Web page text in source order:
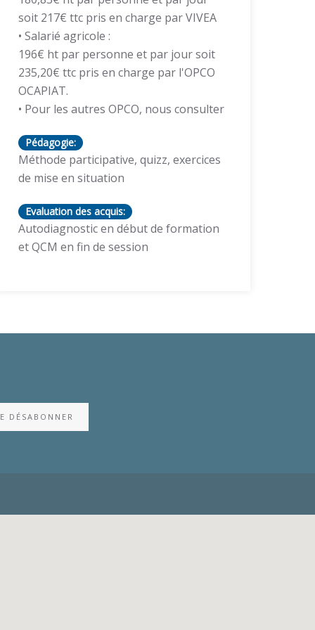
soit 217€ ttc pris en charge par VIVEA
• Salarié agricole :
196€ ht par personne et par jour soit
235,20€ ttc pris en charge par l'OPCO
OCAPIAT.
• Pour les autres OPCO, nous consulter
Pédagogie:
Méthode participative, quizz, exercices
de mise en situation
Evaluation des acquis:
Autodiagnostic en début de formation
et QCM en fin de session